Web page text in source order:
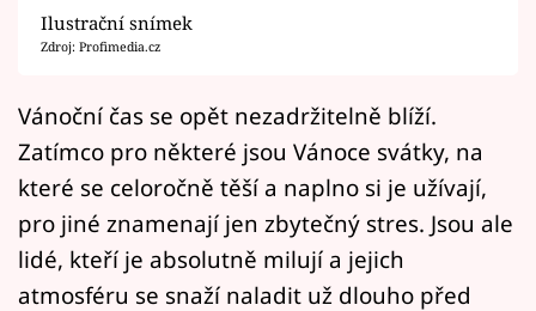
Přihlášení
Sledujte nás
Ilustrační snímek
Zdroj: Profimedia.cz
Vánoční čas se opět nezadržitelně blíží.
Zatímco pro některé jsou Vánoce svátky, na
které se celoročně těší a naplno si je užívají,
pro jiné znamenají jen zbytečný stres. Jsou ale
lidé, kteří je absolutně milují a jejich
atmosféru se snaží naladit už dlouho před